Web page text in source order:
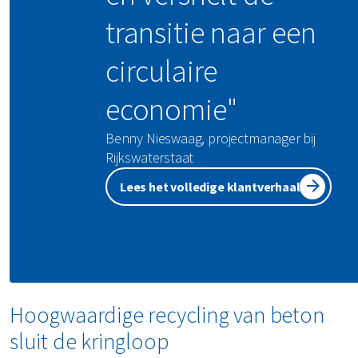
transitie naar een
circulaire
economie"
Benny Nieswaag, projectmanager bij
Rijkswaterstaat
Lees het volledige klantverhaal
Hoogwaardige recycling van beton
sluit de kringloop